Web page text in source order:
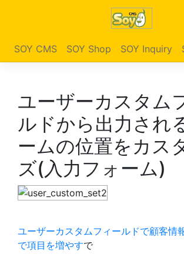
SOY CMS SOY Shop SOY Inquiry
ユーザーカスタム
ルドから出力され
ームの位置をカス
ズ(入力フォーム)
ユーザーカスタムフィールドで顧客情
で項目を増やすで